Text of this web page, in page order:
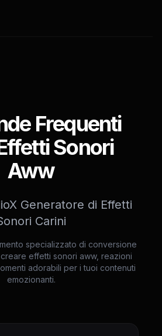
Frequenti
Sonori
Aww
Generatore di Effetti
Carini
specializzato di conversione
effetti sonori aww, reazioni
adorabili per i tuoi contenuti
emozionanti.